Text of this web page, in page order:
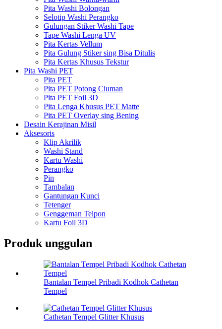
Pita Washi Bolongan
Selotip Washi Perangko
Gulungan Stiker Washi Tape
Tape Washi Lenga UV
Pita Kertas Vellum
Pita Gulung Stiker sing Bisa Ditulis
Pita Kertas Khusus Tekstur
Pita Washi PET
Pita PET
Pita PET Potong Ciuman
Pita PET Foil 3D
Pita Lenga Khusus PET Matte
Pita PET Overlay sing Bening
Desain Kerajinan Misil
Aksesoris
Klip Akrilik
Washi Stand
Kartu Washi
Perangko
Pin
Tambalan
Gantungan Kunci
Tetenger
Genggeman Telpon
Kartu Foil 3D
Produk unggulan
Bantalan Tempel Pribadi Kodhok Cathetan
Tempel
Cathetan Tempel Glitter Khusus